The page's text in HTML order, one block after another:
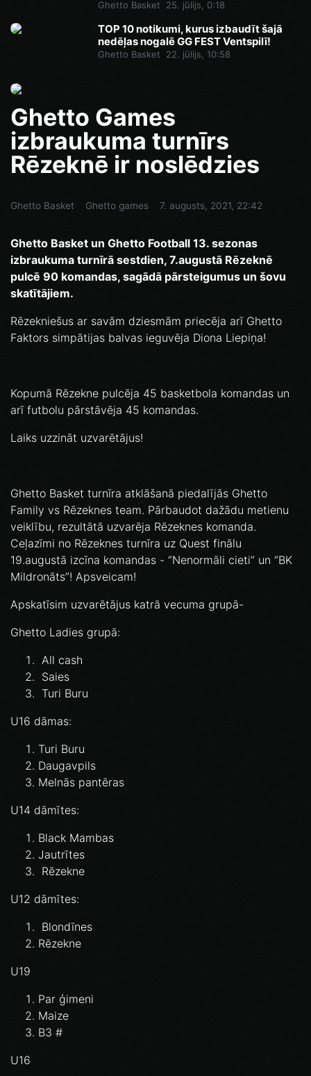
Ghetto Basket 25. jūlijs, 0:18
TOP 10 notikumi, kurus izbaudīt šajā
nedēļas nogalē GG FEST Ventspilī!
Ghetto Basket 22. jūlijs, 10:58
Ghetto Games
izbraukuma turnīrs
Rēzeknē ir noslēdzies
Ghetto Basket Ghetto games 7. augusts, 2021, 22:42
Ghetto Basket un Ghetto Football 13. sezonas
izbraukuma turnīrā sestdien, 7.augustā Rēzeknē
pulcē 90 komandas, sagādā pārsteigumus un šovu
skatītājiem.
Rēzekniešus ar savām dziesmām priecēja arī Ghetto
Faktors simpātijas balvas ieguvēja Diona Liepiņa!
Kopumā Rēzekne pulcēja 45 basketbola komandas un
arī futbolu pārstāvēja 45 komandas.
Laiks uzzināt uzvarētājus!
Ghetto Basket turnīra atklāšanā piedalījās Ghetto
Family vs Rēzeknes team. Pārbaudot dažādu metienu
veiklību, rezultātā uzvarēja Rēzeknes komanda.
Ceļazīmi no Rēzeknes turnīra uz Quest finālu
19.augustā izcīna komandas - “Nenormāli cieti” un “BK
Mildronāts”! Apsveicam!
Apskatīsim uzvarētājus katrā vecuma grupā-
Ghetto Ladies grupā:⁣
All cash⁣
Saies⁣
Turi Buru⁣
U16 dāmas:⁣
Turi Buru⁣
Daugavpils⁣
Melnās pantēras⁣
U14 dāmītes:⁣
Black Mambas⁣
Jautrītes⁣
Rēzekne⁣
U12 dāmītes:⁣
Blondīnes⁣
Rēzekne
U19
Par ģimeni
Maize
B3 #
U16